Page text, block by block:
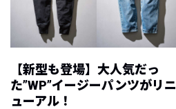
【新型も登場】大人気だっ
た”WP”イージーパンツがリニ
ューアル！